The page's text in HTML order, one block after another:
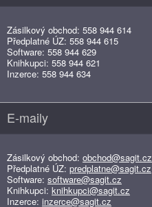
Zásilkový obchod: 558 944 614
Předplatné ÚZ: 558 944 615
Software: 558 944 629
Knihkupci: 558 944 621
Inzerce: 558 944 634
E-maily
Zásilkový obchod: obchod@sagit.cz
Předplatné ÚZ: predplatne@sagit.cz
Software: software@sagit.cz
Knihkupci: knihkupci@sagit.cz
Inzerce: inzerce@sagit.cz